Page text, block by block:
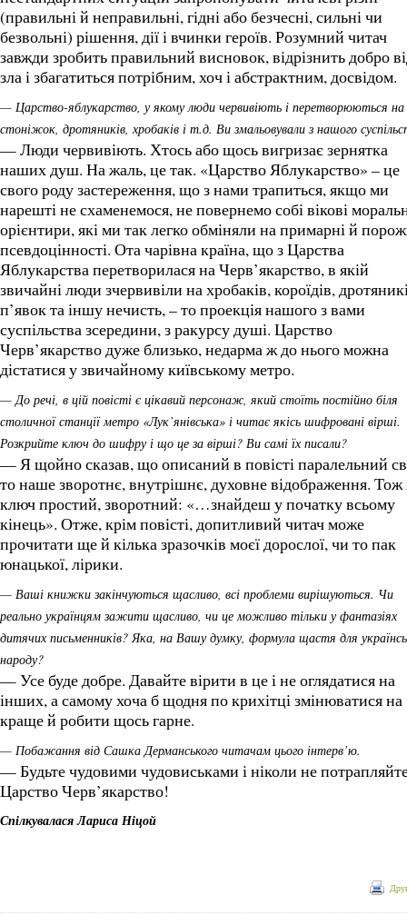
(правильні й неправильні, гідні або безчесні, сильні чи
безвольні) рішення, дії і вчинки героїв. Розумний читач
завжди зробить правильний висновок, відрізнить добро
зла і збагатиться потрібним, хоч і абстрактним, досвідом.
— Царство-яблукарство, у якому люди червивіють і перетворюються на
стоніжок, дротяників, хробаків і т.д. Ви змальовували з нашого
— Люди червивіють. Хтось або щось вигризає зернятка
наших душ. На жаль, це так. «Царство Яблукарство» – це
свого роду застереження, що з нами трапиться, якщо ми
нарешті не схаменемося, не повернемо собі вікові
орієнтири, які ми так легко обміняли на примарні й
псевдоцінності. Ота чарівна країна, що з Царства
Яблукарства перетворилася на Черв’якарство, в якій
звичайні люди зчервивіли на хробаків, короїдів,
п’явок та іншу нечисть, – то проекція нашого з вами
суспільства зсередини, з ракурсу душі. Царство
Черв’якарство дуже близько, недарма ж до нього можна
дістатися у звичайному київському метро.
— До речі, в цій повісті є цікавий персонаж, який стоїть постійно біля
столичної станції метро «Лук’янівська» і читає якісь шифровані вірші.
Розкрийте ключ до шифру і що це за вірші? Ви самі їх писали?
— Я щойно сказав, що описаний в повісті паралельний
то наше зворотнє, внутрішнє, духовне відображення. Тож
ключ простий, зворотний: «…знайдеш у початку всьому
кінець». Отже, крім повісті, допитливий читач може
прочитати ще й кілька зразочків моєї дорослої, чи то пак
юнацької, лірики.
— Ваші книжки закінчуються щасливо, всі проблеми вирішуються. Чи
реально українцям зажити щасливо, чи це можливо тільки у фантазіях
дитячих письменників? Яка, на Вашу думку, формула щастя для
народу?
— Усе буде добре. Давайте вірити в це і не оглядатися на
інших, а самому хоча б щодня по крихітці змінюватися на
краще й робити щось гарне.
— Побажання від Сашка Дерманського читачам цього інтерв’ю.
— Будьте чудовими чудовиськами і ніколи не
Царство Черв’якарство!
Спілкувалася Лариса Ніцой